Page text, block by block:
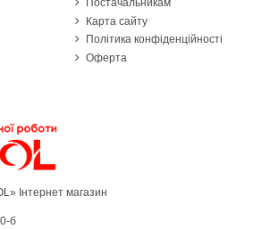
Карта сайту
Політика конфіденційності
Оферта
Інтернет магазин
б